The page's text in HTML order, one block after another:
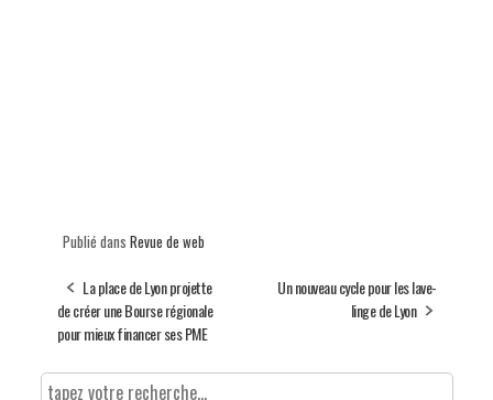
Publié dans Revue de web
La place de Lyon projette
de créer une Bourse régionale
pour mieux financer ses PME
Un nouveau cycle pour les lave-
linge de Lyon